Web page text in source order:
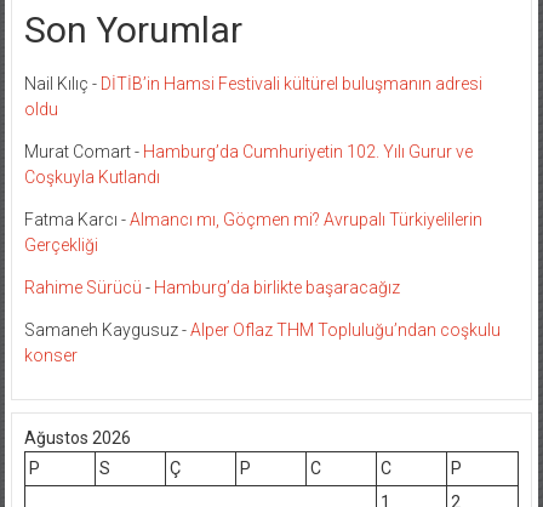
Son Yorumlar
Nail Kılıç - DİTİB’in Hamsi Festivali kültürel buluşmanın adresi
oldu
Murat Comart- Hamburg’da Cumhuriyetin 102. Yılı Gurur ve
Coşkuyla Kutlandı
Fatma Karcı -Almancı mı, Göçmen mi? Avrupalı Türkiyelilerin
Gerçekliği
Rahime Sürücü - Hamburg’da birlikte başaracağız
Samaneh Kaygusuz-Alper Oflaz THM Topluluğu’ndan coşkulu
konser
Ağustos 2026
P
S Ç P C C
P
1
2